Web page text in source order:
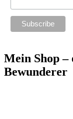
Mein Shop –
Bewunderer